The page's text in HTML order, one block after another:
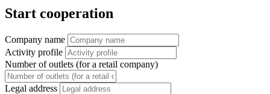
Start cooperation
Company name
Activity profile
Number of outlets (for a retail company)
Legal address